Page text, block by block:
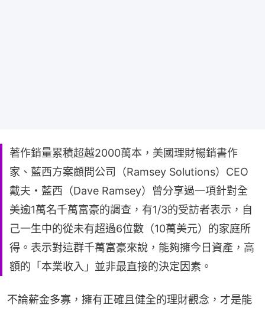
著作銷量累積超越2000萬本，美國理財暢銷書作
家、藍西方案顧問公司（Ramsey Solutions）CEO
戴夫・藍西（Dave Ramsey）曾分享過一項針對全
美逾1萬名千萬富豪的調查，有1/3的受訪者表示，自
己一生中的從未有超過6位數（10萬美元）的家庭所
得。表示對這群千萬富豪來說，能夠擁今日資產，高
額的「本業收入」並非最直接的決定因素。
不論薪金多寡，擁有正確且健全的理財觀念，才是能